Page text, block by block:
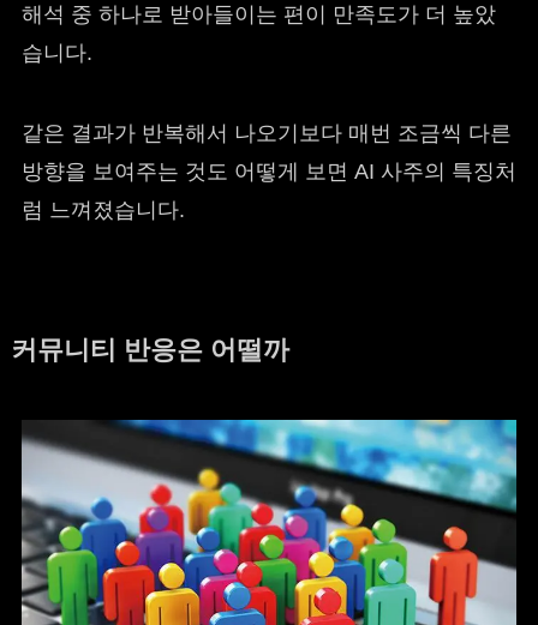
해석 중 하나로 받아들이는 편이 만족도가 더 높았
습니다.
같은 결과가 반복해서 나오기보다 매번 조금씩 다른
방향을 보여주는 것도 어떻게 보면 AI 사주의 특징처
럼 느껴졌습니다.
커뮤니티 반응은 어떨까